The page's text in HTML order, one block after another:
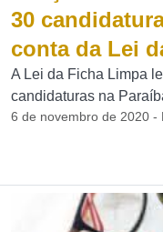
30
conta da Lei
A Lei da Ficha Limpa
candidaturas na
6 de novembro de 2020 -